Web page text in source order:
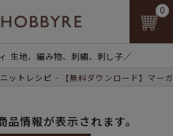
生地、編み物、刺繍、刺し子／
0
ニットレシピ 【無料ダウンロード】マー
情報が表示されます。